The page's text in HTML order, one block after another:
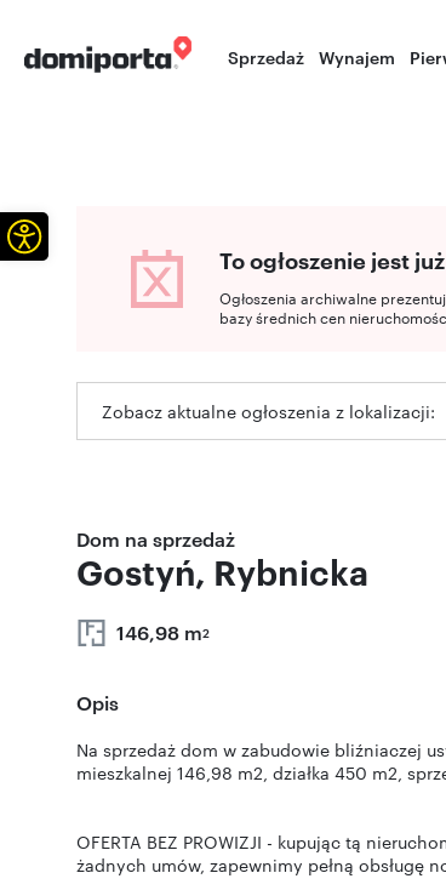
Sprzedaż Wynajem
To ogłoszenie jest
Ogłoszenia archiwalne
bazy średnich cen
Zobacz aktualne ogłoszenia z lokalizacji:
Dom na sprzedaż
Gostyń, Rybnicka
146,98 m2
Opis
Na sprzedaż dom w zabudowie bliźniaczej
mieszkalnej 146,98 m2, działka 450 m2,
OFERTA BEZ PROWIZJI - kupując tą
żadnych umów, zapewnimy pełną obsługę
Otwórz pasek narzędzi